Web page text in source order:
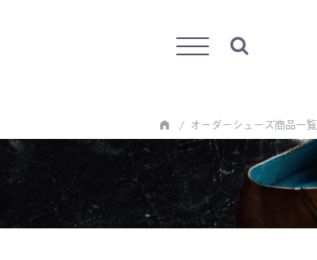
Menu
オーダーシューズ商品一覧